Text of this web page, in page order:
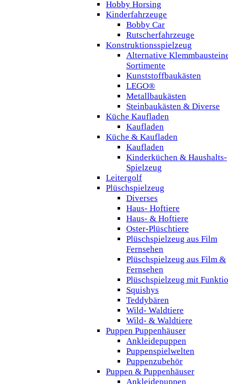
Hobby Horsing
Kinderfahrzeuge
Bobby Car
Rutscherfahrzeuge
Konstruktionsspielzeug
Alternative
Sortimente
Kunststoffbaukästen
LEGO®
Metallbaukästen
Steinbaukästen & Diverse
Küche Kaufladen
Kaufladen
Küche & Kaufladen
Kaufladen
Kinderküchen & Haushalts-
Spielzeug
Leitergolf
Plüschspielzeug
Diverses
Haus- Hoftiere
Haus- & Hoftiere
Oster-Plüschtiere
Plüschspielzeug aus Film
Fernsehen
Plüschspielzeug aus Film &
Fernsehen
Plüschspielzeug mit
Squishys
Teddybären
Wild- Waldtiere
Wild- & Waldtiere
Puppen Puppenhäuser
Ankleidepuppen
Puppenspielwelten
Puppenzubehör
Puppen & Puppenhäuser
Ankleidepuppen